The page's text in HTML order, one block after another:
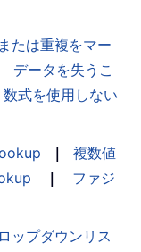
たは重複をマー
データを失うこ
数式を使用しない
｜
複数値
｜
ファジ
ップダウンリス